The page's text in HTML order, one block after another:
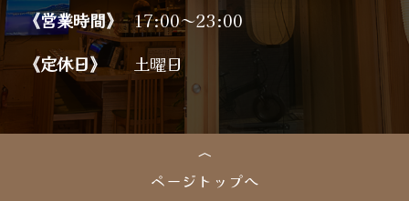
《営業時間》 17:00～23:00
《定休日》 土曜日
ページトップへ